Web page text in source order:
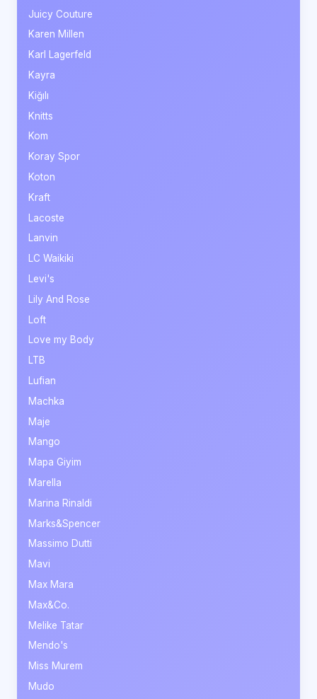
Juicy Couture
Karen Millen
Karl Lagerfeld
Kayra
Kiğılı
Knitts
Kom
Koray Spor
Koton
Kraft
Lacoste
Lanvin
LC Waikiki
Levi's
Lily And Rose
Loft
Love my Body
LTB
Lufian
Machka
Maje
Mango
Mapa Giyim
Marella
Marina Rinaldi
Marks&Spencer
Massimo Dutti
Mavi
Max Mara
Max&Co.
Melike Tatar
Mendo's
Miss Murem
Mudo